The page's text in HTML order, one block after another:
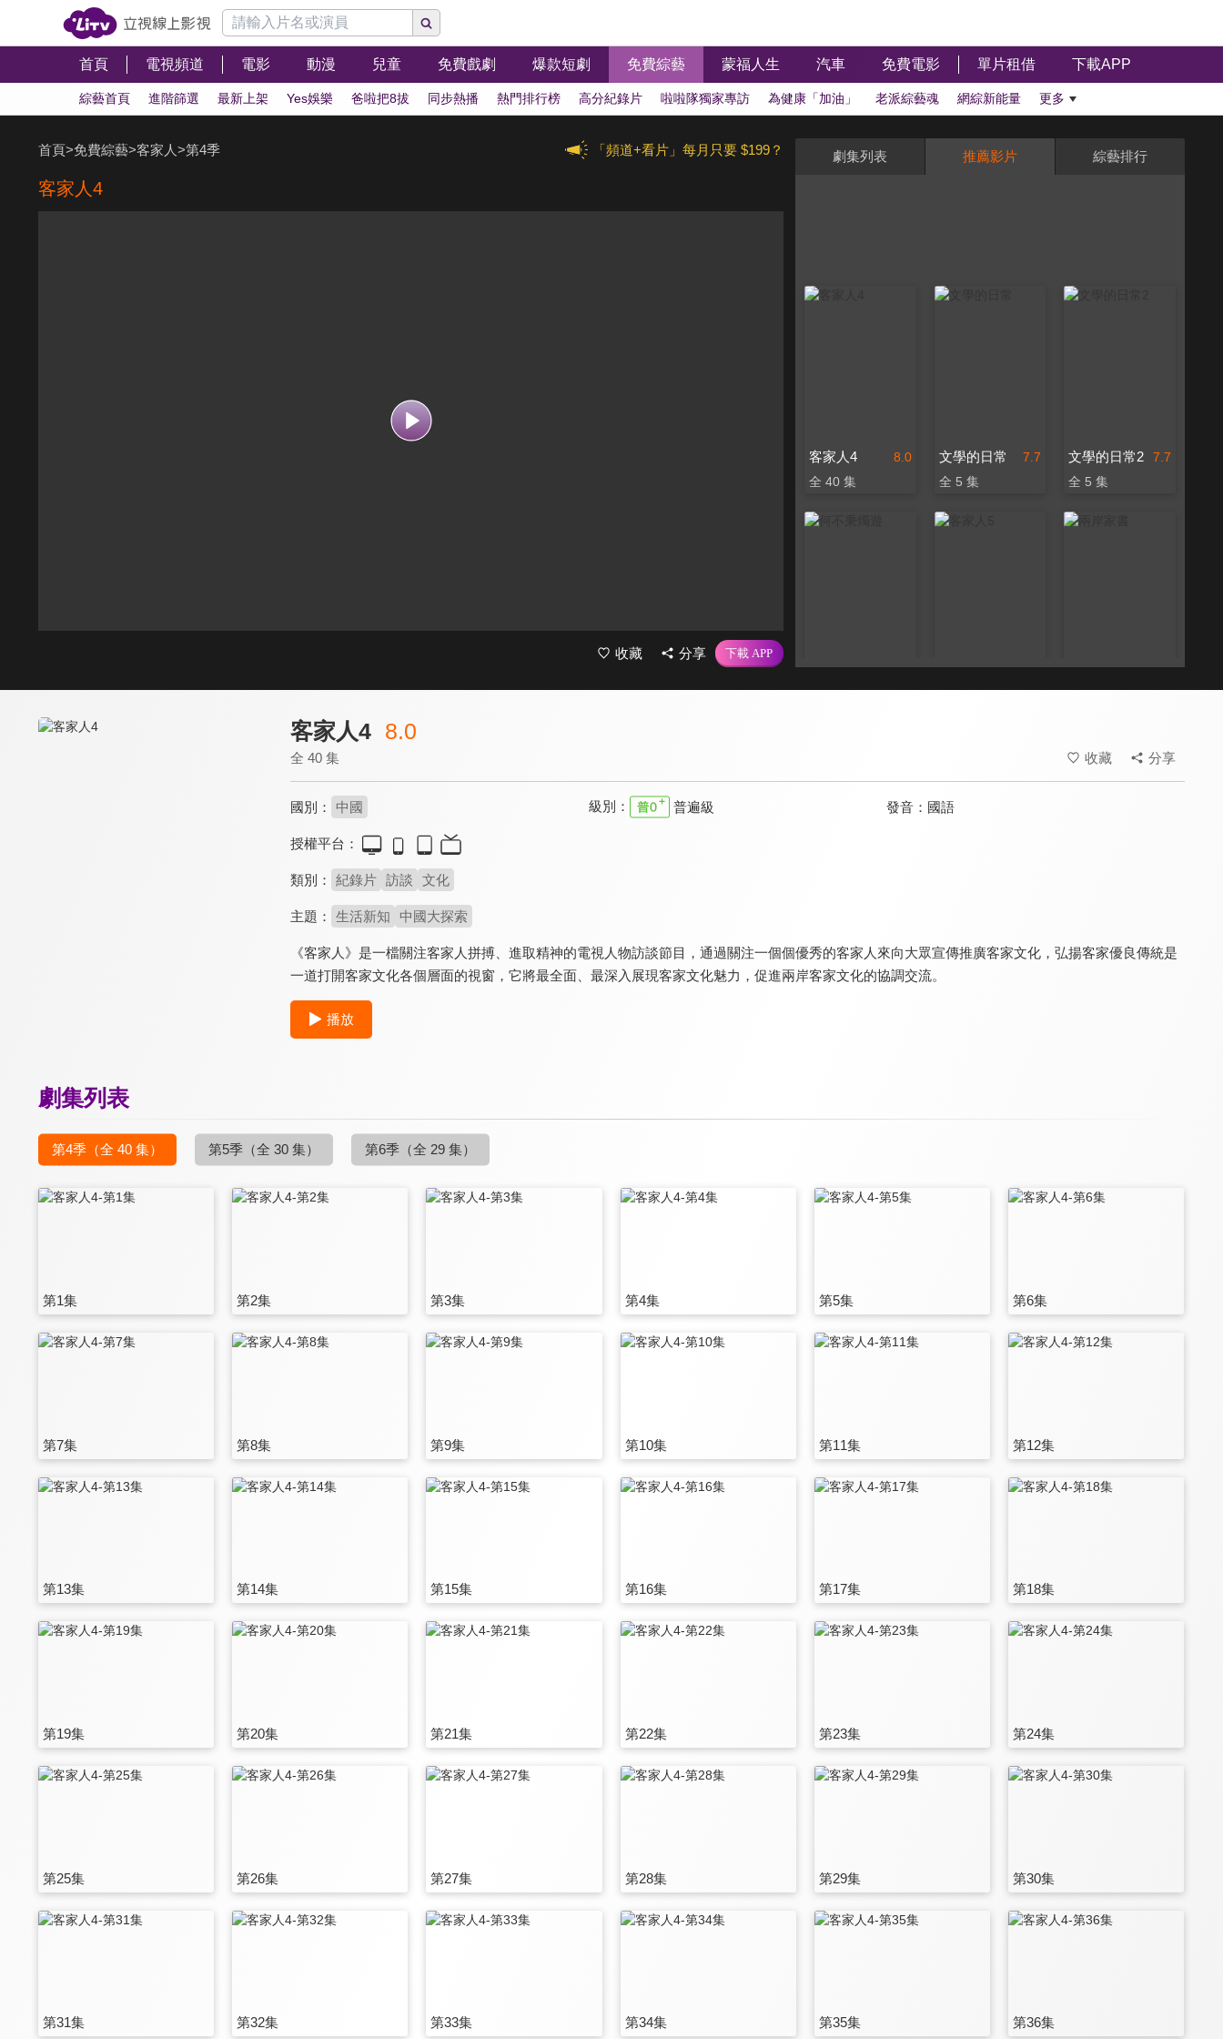
首頁 電視頻道 電影 動漫 兒童 免費戲劇 爆款短劇 免費綜藝 蒙福人生 汽車 免費電影 單片租借 下載APP
綜藝首頁 進階篩選 最新上架 Yes娛樂 爸啦把8拔 同步熱播 熱門排行榜 高分紀錄片 啦啦隊獨家專訪 為健康「加油」 老派綜藝魂 網綜新能量 更多
「頻道+看片」每月只要 $199？
首頁>免費綜藝>客家人>第4季
客家人4
收藏 分享
劇集列表 推薦影片 綜藝排行
8.0
客家人4
全 40 集
7.7
文學的日常
全 5 集
7.7
文學的日常2
全 5 集
客家人4 8.0
全 40 集 收藏 分享
國別： 中國 級別： 普遍級 發音： 國語
授權平台：
類別： 紀錄片 訪談 文化
主題： 生活新知 中國大探索
《客家人》是一檔關注客家人拼搏、進取精神的電視人物訪談節目，通過關注一個個優秀的客家人來向大眾宣傳推廣客家文化，弘揚客家優良傳統是
一道打開客家文化各個層面的視窗，它將最全面、最深入展現客家文化魅力，促進兩岸客家文化的協調交流。
播放
劇集列表
第4季 （全 40 集） 第5季 （全 30 集） 第6季 （全 29 集）
第1集 第2集 第3集 第4集 第5集 第6集
第7集 第8集 第9集 第10集 第11集 第12集
第13集 第14集 第15集 第16集 第17集 第18集
第19集 第20集 第21集 第22集 第23集 第24集
第25集 第26集 第27集 第28集 第29集 第30集
第31集 第32集 第33集 第34集 第35集 第36集